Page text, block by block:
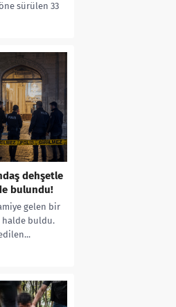
sürülen 33
dehşetle
bulundu!
gelen bir
halde buldu.